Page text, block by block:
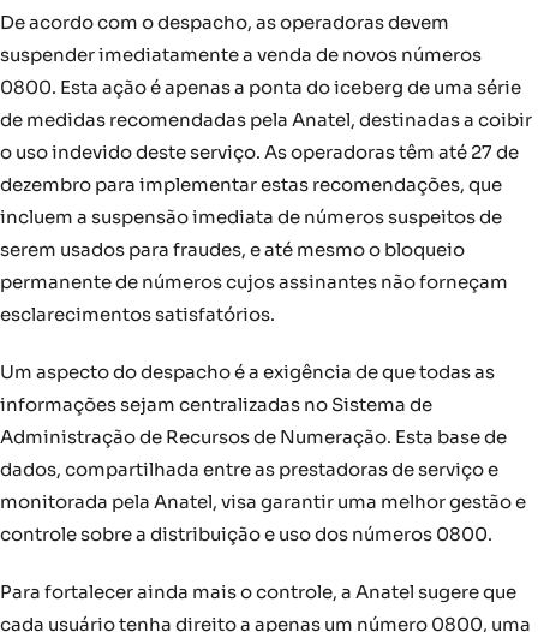
De acordo com o despacho, as operadoras devem
suspender imediatamente a venda de novos números
0800. Esta ação é apenas a ponta do iceberg de uma série
de medidas recomendadas pela Anatel, destinadas a coibir
o uso indevido deste serviço. As operadoras têm até 27 de
dezembro para implementar estas recomendações, que
incluem a suspensão imediata de números suspeitos de
serem usados para fraudes, e até mesmo o bloqueio
permanente de números cujos assinantes não forneçam
esclarecimentos satisfatórios.
Um aspecto do despacho é a exigência de que todas as
informações sejam centralizadas no Sistema de
Administração de Recursos de Numeração. Esta base de
dados, compartilhada entre as prestadoras de serviço e
monitorada pela Anatel, visa garantir uma melhor gestão e
controle sobre a distribuição e uso dos números 0800.
Para fortalecer ainda mais o controle, a Anatel sugere que
cada usuário tenha direito a apenas um número 0800, uma